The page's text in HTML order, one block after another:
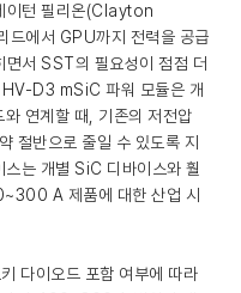
이턴 필리온(Clayton
드에서 GPU까지 전력을 공급
면서 SST의 필요성이 점점 더
D3 mSiC 파워 모듈은 개
연계할 때, 기존의 저전압
절반으로 줄일 수 있도록 지
는 개별 SiC 디바이스와 훨
A 제품에 대한 산업 시
다이오드 포함 여부에 따라